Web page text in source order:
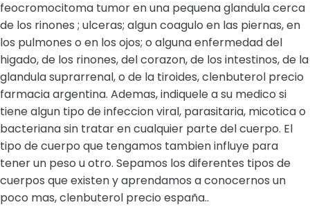
feocromocitoma tumor en una pequena glandula cerca
de los rinones ; ulceras; algun coagulo en las piernas, en
los pulmones o en los ojos; o alguna enfermedad del
higado, de los rinones, del corazon, de los intestinos, de la
glandula suprarrenal, o de la tiroides, clenbuterol precio
farmacia argentina. Ademas, indiquele a su medico si
tiene algun tipo de infeccion viral, parasitaria, micotica o
bacteriana sin tratar en cualquier parte del cuerpo. El
tipo de cuerpo que tengamos tambien influye para
tener un peso u otro. Sepamos los diferentes tipos de
cuerpos que existen y aprendamos a conocernos un
poco mas, clenbuterol precio españa..